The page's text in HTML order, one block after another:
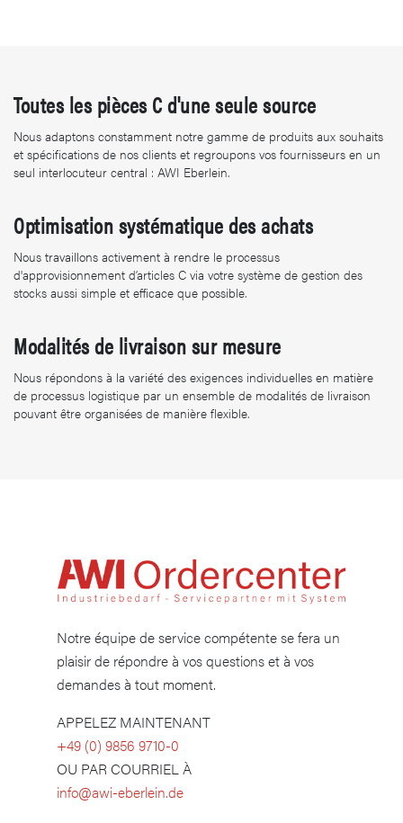
Toutes les pièces C d'une seule source
Nous adaptons constamment notre gamme de produits aux souhaits
et spécifications de nos clients et regroupons vos fournisseurs en un
seul interlocuteur central : AWI Eberlein.
Optimisation systématique des achats
Nous travaillons activement à rendre le processus
d'approvisionnement d’articles C via votre système de gestion des
stocks aussi simple et efficace que possible.
Modalités de livraison sur mesure
Nous répondons à la variété des exigences individuelles en matière
de processus logistique par un ensemble de modalités de livraison
pouvant être organisées de manière flexible.
Notre équipe de service compétente se fera un
plaisir de répondre à vos questions et à vos
demandes à tout moment.
APPELEZ MAINTENANT
​+49 (0) 9856 9710-0
OU PAR COURRIEL À
info@awi-eberlein.de